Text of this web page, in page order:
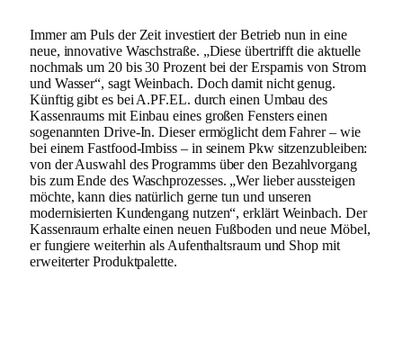
Immer am Puls der Zeit investiert der Betrieb nun in eine
neue, innovative Waschstraße. „Diese übertrifft die aktuelle
nochmals um 20 bis 30 Prozent bei der Ersparnis von Strom
und Wasser“, sagt Weinbach. Doch damit nicht genug.
Künftig gibt es bei A.PF.EL. durch einen Umbau des
Kassenraums mit Einbau eines großen Fensters einen
sogenannten Drive-In. Dieser ermöglicht dem Fahrer – wie
bei einem Fastfood-Imbiss – in seinem Pkw sitzenzubleiben:
von der Auswahl des Programms über den Bezahlvorgang
bis zum Ende des Waschprozesses. „Wer lieber aussteigen
möchte, kann dies natürlich gerne tun und unseren
modernisierten Kundengang nutzen“, erklärt Weinbach. Der
Kassenraum erhalte einen neuen Fußboden und neue Möbel,
er fungiere weiterhin als Aufenthaltsraum und Shop mit
erweiterter Produktpalette.